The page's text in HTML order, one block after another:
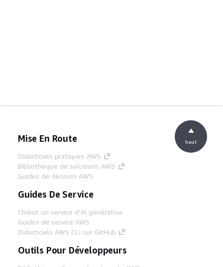
Mise En Route
Didacticiels pratiques AWS
Bibliothèque de solutions AWS
Guides de décision AWS
Guides De Service
Choisir un service d'IA générative
Guides de service AWS
Didacticiels AWS CLI sur GitHub
Outils Pour Développeurs
haut